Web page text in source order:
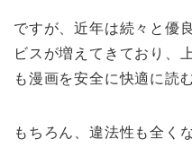
ですが、近年は続々と優
ビスが増えてきており、
も漫画を安全に快適に読
もちろん、違法性も全く